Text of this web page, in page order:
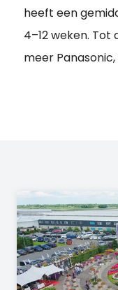
heeft een
4–12 weken.
meer Panasonic,